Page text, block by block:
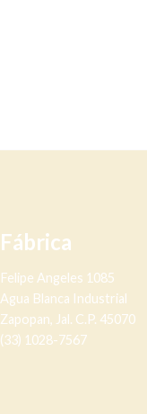
Fábrica
Felipe Angeles 1085
Agua Blanca Industrial
Zapopan, Jal. C.P. 45070
(33) 1028-7567